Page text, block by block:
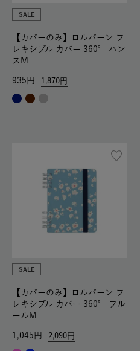
SALE
【カバーのみ】ロルバーン フ
レキシブル カバー 360° ハン
スM
1,870
935
SALE
【カバーのみ】ロルバーン フ
レキシブル カバー 360° フル
ールM
2,090
1,045